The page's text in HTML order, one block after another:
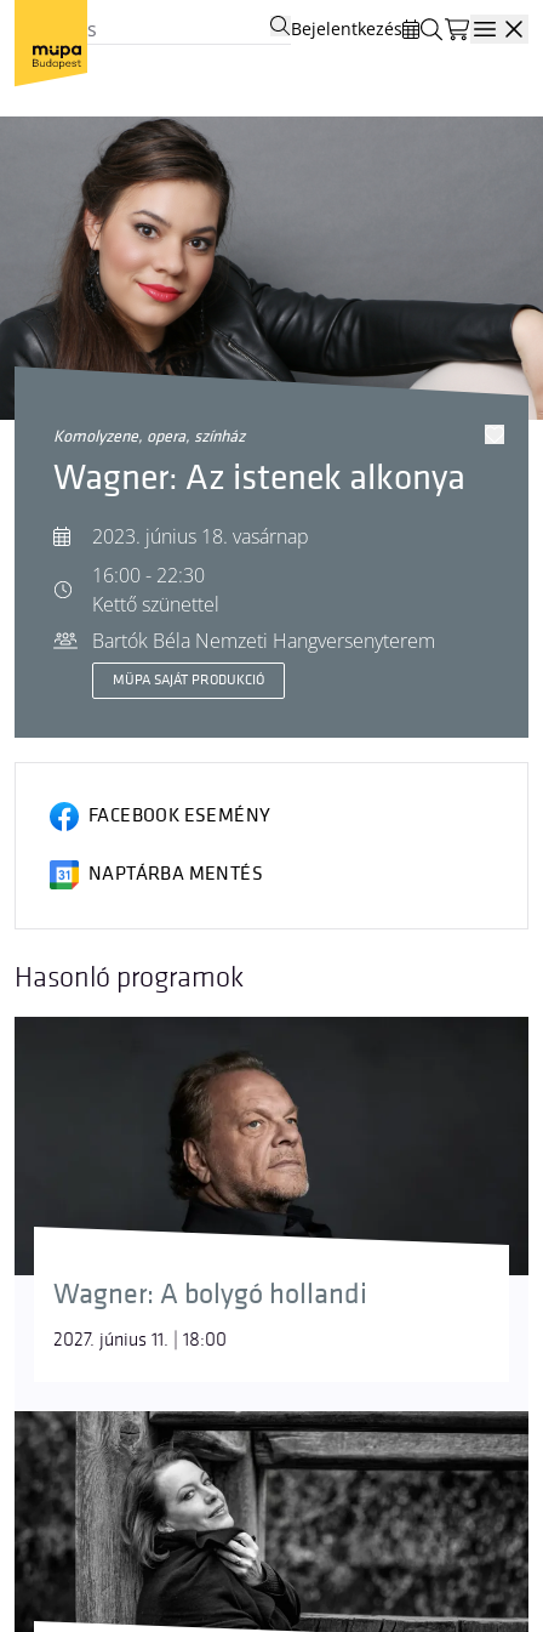
Bejelentkezés
komolyzene, opera, színház
Wagner: Az istenek alkonya
2023. június 18. vasárnap
16:00 - 22:30
Kettő szünettel
Bartók Béla Nemzeti Hangversenyterem
MÜPA SAJÁT PRODUKCIÓ
FACEBOOK ESEMÉNY
NAPTÁRBA MENTÉS
Hasonló programok
Wagner: A bolygó hollandi
2027. június 11. | 18:00